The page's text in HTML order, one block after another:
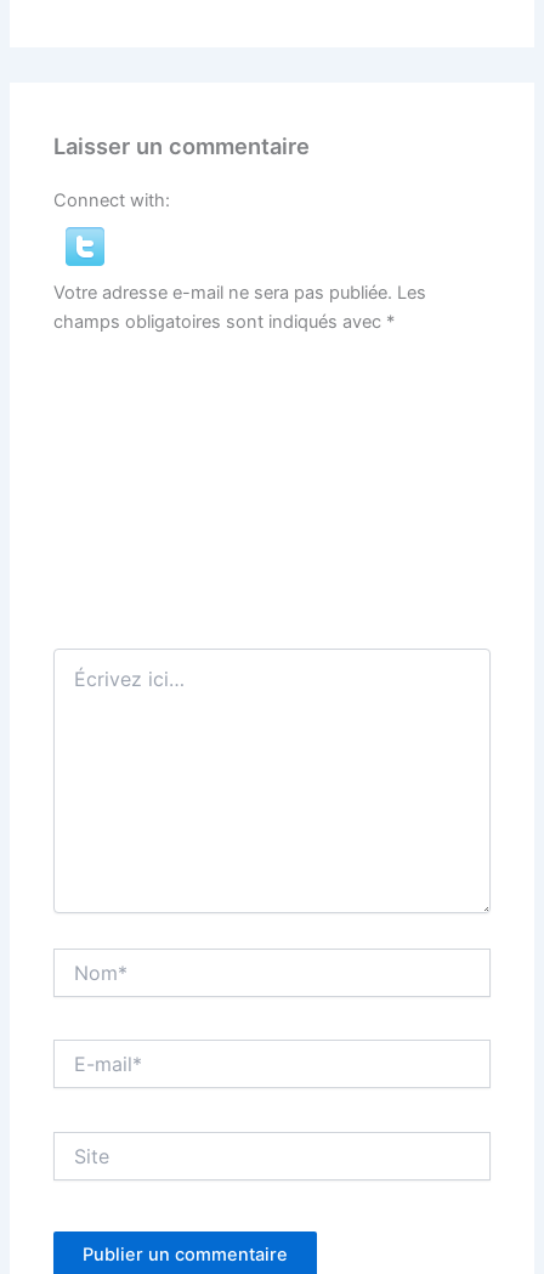
Laisser un commentaire
Connect with:
Votre adresse e-mail ne sera pas publiée. Les
champs obligatoires sont indiqués avec *
Écrivez
ici…
mail*